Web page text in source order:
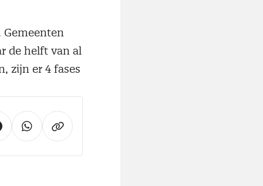
Gemeenten
de helft van al
zijn er 4 fases